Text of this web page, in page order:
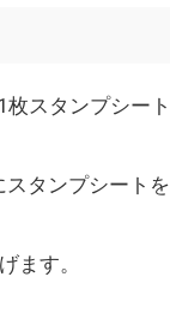
スタンプシート
タンプシートを
ます。